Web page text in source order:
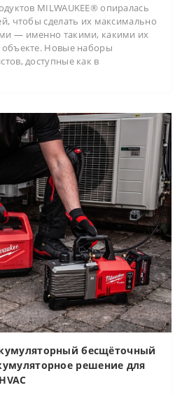
MILWAUKEE® опиралась
чтобы сделать их максимально
— именно такими, какими их
Новые наборы
доступные как в
бесщёточный
решение для